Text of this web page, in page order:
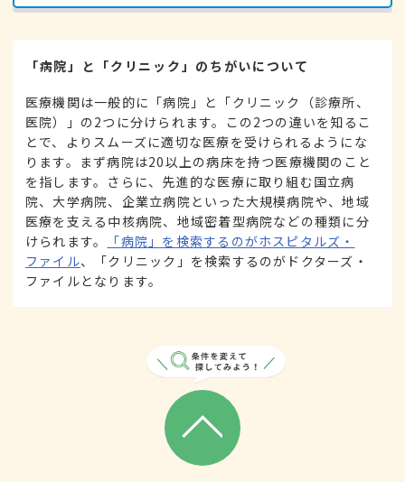
「病院」と「クリニック」のちがいについて
医療機関は一般的に「病院」と「クリニック（診療所、
医院）」の2つに分けられます。この2つの違いを知るこ
とで、よりスムーズに適切な医療を受けられるようにな
ります。まず病院は20以上の病床を持つ医療機関のこと
を指します。さらに、先進的な医療に取り組む国立病
院、大学病院、企業立病院といった大規模病院や、地域
医療を支える中核病院、地域密着型病院などの種類に分
けられます。
「病院」を検索するのがホスピタルズ・
ファイル、「クリニック」を検索するのがドクターズ・
ファイルとなります。